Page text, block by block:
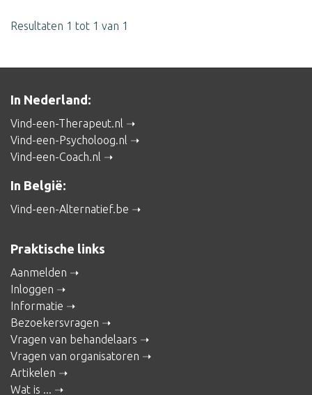
Resultaten 1 tot 1 van 1
In Nederland:
Vind-een-Therapeut.nl
Vind-een-Psycholoog.nl
Vind-een-Coach.nl
In België:
Vind-een-Alternatief.be
Praktische links
Aanmelden
Inloggen
Informatie
Bezoekersvragen
Vragen van behandelaars
Vragen van organisatoren
Artikelen
Wat is ...